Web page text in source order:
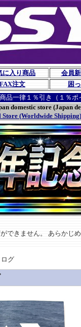
に入り商品 会員
FAX注文 困
一律１％引き（１％ポ
domestic store (Japan
(Worldwide Shipping)
できません。 あらかじめ
グ